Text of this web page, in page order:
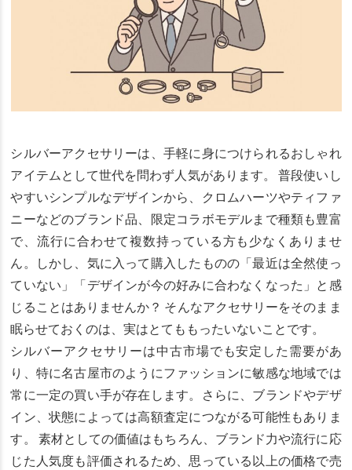
シルバーアクセサリーは、手軽に身につけられるおしゃれ
アイテムとして世代を問わず人気があります。 普段使いし
やすいシンプルなデザインから、クロムハーツやティファ
ニーなどのブランド品、限定コラボモデルまで種類も豊富
で、流行に合わせて複数持っている方も少なくありませ
ん。しかし、気に入って購入したものの「最近は全然使っ
ていない」「デザインが今の好みに合わなくなった」と感
じることはありませんか？ そんなアクセサリーをそのまま
眠らせておくのは、実はとてももったいないことです。
シルバーアクセサリーは中古市場でも安定した需要があ
り、特に名古屋市のようにファッションに敏感な地域では
常に一定の買い手が存在します。さらに、ブランドやデザ
イン、状態によっては高額査定につながる可能性もありま
す。 素材としての価値はもちろん、ブランド力や流行に応
じた人気度も評価されるため、思っている以上の価格で売